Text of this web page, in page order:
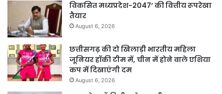
विकसित मध्यप्रदेश-2047’ की वित्तीय रूपरेखा
तैयार
August 6, 2026
छत्तीसगढ़ की दो खिलाड़ी भारतीय महिला
जूनियर हॉकी टीम में, चीन में होने वाले एशिया
कप में दिखाएंगी दम
August 6, 2026